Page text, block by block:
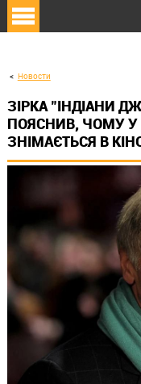
Новости
ЗІРКА "ІНДІАНИ
ПОЯСНИВ, ЧОМУ У
ЗНІМАЄТЬСЯ В